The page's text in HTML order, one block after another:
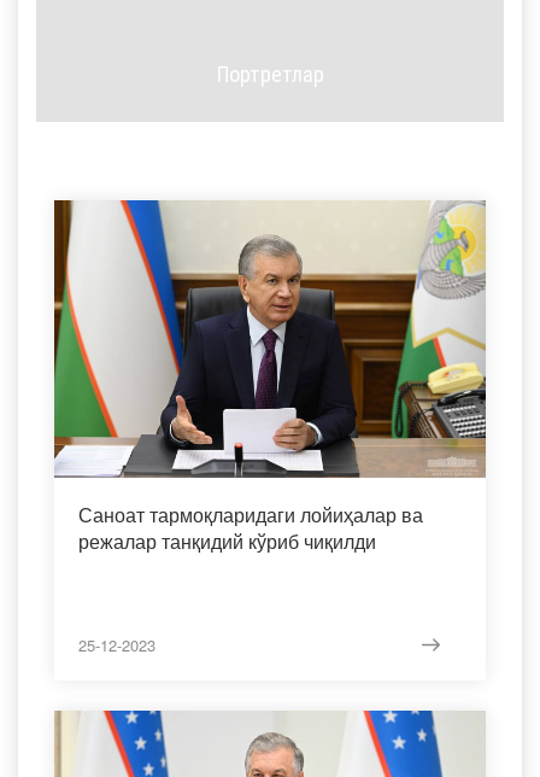
Портретлар
Саноат тармоқларидаги лойиҳалар ва
режалар танқидий кўриб чиқилди
25-12-2023